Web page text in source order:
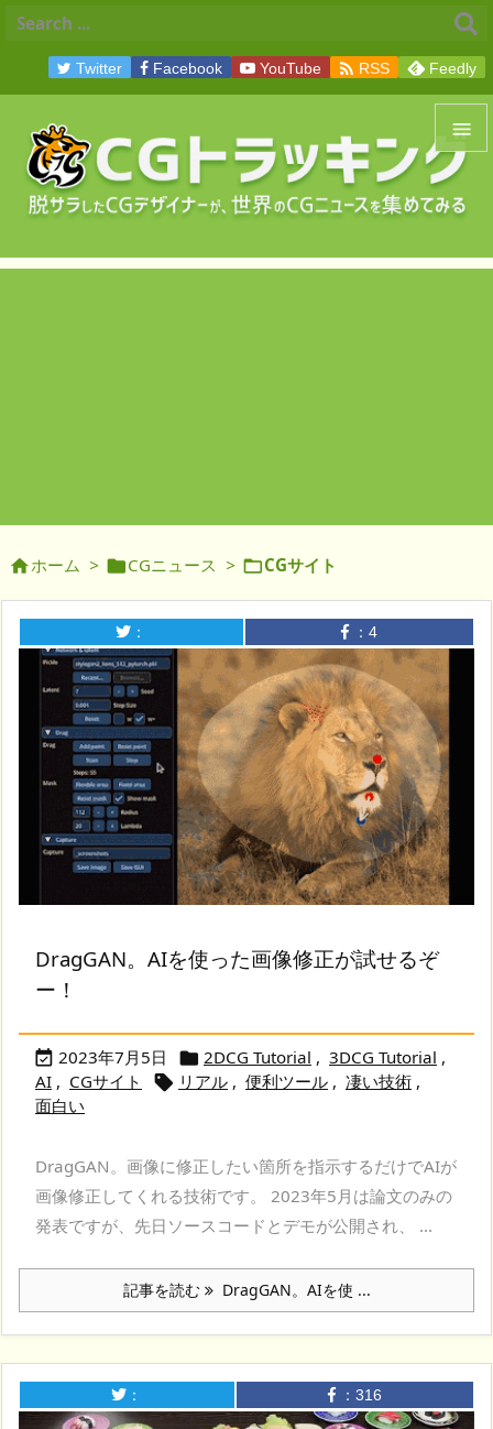


メニュ
サイ
Twitter Facebook YouTube  RSS Feedly
ホーム > CGニュース > CGサイト
： ： 4
DragGAN。AIを使った画像修正が試せるぞ
ー！
 2023年7月5日  2DCG Tutorial , 3DCG Tutorial ,
AI , CGサイト  リアル , 便利ツール , 凄い技術 ,
面白い
DragGAN。画像に修正したい箇所を指示するだけでAIが
画像修正してくれる技術です。 2023年5月は論文のみの
発表ですが、先日ソースコードとデモが公開され、 ...
記事を読む DragGAN。AIを使 ...
： ： 316